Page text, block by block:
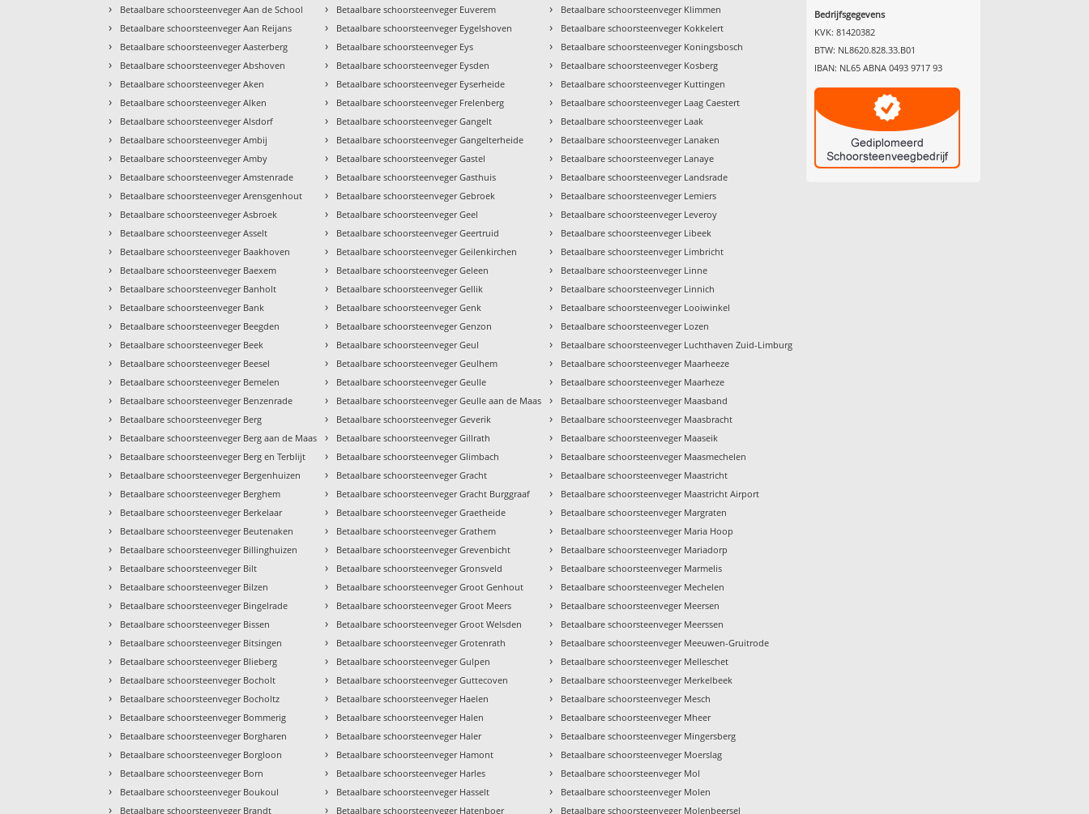
› Betaalbare schoorsteenveger Aan de School
› Betaalbare schoorsteenveger Aan Reijans
› Betaalbare schoorsteenveger Aasterberg
› Betaalbare schoorsteenveger Abshoven
› Betaalbare schoorsteenveger Aken
› Betaalbare schoorsteenveger Alken
› Betaalbare schoorsteenveger Alsdorf
› Betaalbare schoorsteenveger Ambij
› Betaalbare schoorsteenveger Amby
› Betaalbare schoorsteenveger Amstenrade
› Betaalbare schoorsteenveger Arensgenhout
› Betaalbare schoorsteenveger Asbroek
› Betaalbare schoorsteenveger Asselt
› Betaalbare schoorsteenveger Baakhoven
› Betaalbare schoorsteenveger Baexem
› Betaalbare schoorsteenveger Banholt
› Betaalbare schoorsteenveger Bank
› Betaalbare schoorsteenveger Beegden
› Betaalbare schoorsteenveger Beek
› Betaalbare schoorsteenveger Beesel
› Betaalbare schoorsteenveger Bemelen
› Betaalbare schoorsteenveger Benzenrade
› Betaalbare schoorsteenveger Berg
› Betaalbare schoorsteenveger Berg aan de Maas
› Betaalbare schoorsteenveger Berg en Terblijt
› Betaalbare schoorsteenveger Bergenhuizen
› Betaalbare schoorsteenveger Berghem
› Betaalbare schoorsteenveger Berkelaar
› Betaalbare schoorsteenveger Beutenaken
› Betaalbare schoorsteenveger Billinghuizen
› Betaalbare schoorsteenveger Bilt
› Betaalbare schoorsteenveger Bilzen
› Betaalbare schoorsteenveger Bingelrade
› Betaalbare schoorsteenveger Bissen
› Betaalbare schoorsteenveger Bitsingen
› Betaalbare schoorsteenveger Blieberg
› Betaalbare schoorsteenveger Bocholt
› Betaalbare schoorsteenveger Bocholtz
› Betaalbare schoorsteenveger Bommerig
› Betaalbare schoorsteenveger Borgharen
› Betaalbare schoorsteenveger Borgloon
› Betaalbare schoorsteenveger Born
› Betaalbare schoorsteenveger Boukoul
› Betaalbare schoorsteenveger Brandt
› Betaalbare schoorsteenveger Euverem
› Betaalbare schoorsteenveger Eygelshoven
› Betaalbare schoorsteenveger Eys
› Betaalbare schoorsteenveger Eysden
› Betaalbare schoorsteenveger Eyserheide
› Betaalbare schoorsteenveger Frelenberg
› Betaalbare schoorsteenveger Gangelt
› Betaalbare schoorsteenveger Gangelterheide
› Betaalbare schoorsteenveger Gastel
› Betaalbare schoorsteenveger Gasthuis
› Betaalbare schoorsteenveger Gebroek
› Betaalbare schoorsteenveger Geel
› Betaalbare schoorsteenveger Geertruid
› Betaalbare schoorsteenveger Geilenkirchen
› Betaalbare schoorsteenveger Geleen
› Betaalbare schoorsteenveger Gellik
› Betaalbare schoorsteenveger Genk
› Betaalbare schoorsteenveger Genzon
› Betaalbare schoorsteenveger Geul
› Betaalbare schoorsteenveger Geulhem
› Betaalbare schoorsteenveger Geulle
› Betaalbare schoorsteenveger Geulle aan de Maas
› Betaalbare schoorsteenveger Geverik
› Betaalbare schoorsteenveger Gillrath
› Betaalbare schoorsteenveger Glimbach
› Betaalbare schoorsteenveger Gracht
› Betaalbare schoorsteenveger Gracht Burggraaf
› Betaalbare schoorsteenveger Graetheide
› Betaalbare schoorsteenveger Grathem
› Betaalbare schoorsteenveger Grevenbicht
› Betaalbare schoorsteenveger Gronsveld
› Betaalbare schoorsteenveger Groot Genhout
› Betaalbare schoorsteenveger Groot Meers
› Betaalbare schoorsteenveger Groot Welsden
› Betaalbare schoorsteenveger Grotenrath
› Betaalbare schoorsteenveger Gulpen
› Betaalbare schoorsteenveger Guttecoven
› Betaalbare schoorsteenveger Haelen
› Betaalbare schoorsteenveger Halen
› Betaalbare schoorsteenveger Haler
› Betaalbare schoorsteenveger Hamont
› Betaalbare schoorsteenveger Harles
› Betaalbare schoorsteenveger Hasselt
› Betaalbare schoorsteenveger Hatenboer
› Betaalbare schoorsteenveger Klimmen
› Betaalbare schoorsteenveger Kokkelert
› Betaalbare schoorsteenveger Koningsbosch
› Betaalbare schoorsteenveger Kosberg
› Betaalbare schoorsteenveger Kuttingen
› Betaalbare schoorsteenveger Laag Caestert
› Betaalbare schoorsteenveger Laak
› Betaalbare schoorsteenveger Lanaken
› Betaalbare schoorsteenveger Lanaye
› Betaalbare schoorsteenveger Landsrade
› Betaalbare schoorsteenveger Lemiers
› Betaalbare schoorsteenveger Leveroy
› Betaalbare schoorsteenveger Libeek
› Betaalbare schoorsteenveger Limbricht
› Betaalbare schoorsteenveger Linne
› Betaalbare schoorsteenveger Linnich
› Betaalbare schoorsteenveger Looiwinkel
› Betaalbare schoorsteenveger Lozen
› Betaalbare schoorsteenveger Luchthaven Zuid-Limburg
› Betaalbare schoorsteenveger Maarheeze
› Betaalbare schoorsteenveger Maarheze
› Betaalbare schoorsteenveger Maasband
› Betaalbare schoorsteenveger Maasbracht
› Betaalbare schoorsteenveger Maaseik
› Betaalbare schoorsteenveger Maasmechelen
› Betaalbare schoorsteenveger Maastricht
› Betaalbare schoorsteenveger Maastricht Airport
› Betaalbare schoorsteenveger Margraten
› Betaalbare schoorsteenveger Maria Hoop
› Betaalbare schoorsteenveger Mariadorp
› Betaalbare schoorsteenveger Marmelis
› Betaalbare schoorsteenveger Mechelen
› Betaalbare schoorsteenveger Meersen
› Betaalbare schoorsteenveger Meerssen
› Betaalbare schoorsteenveger Meeuwen-Gruitrode
› Betaalbare schoorsteenveger Melleschet
› Betaalbare schoorsteenveger Merkelbeek
› Betaalbare schoorsteenveger Mesch
› Betaalbare schoorsteenveger Mheer
› Betaalbare schoorsteenveger Mingersberg
› Betaalbare schoorsteenveger Moerslag
› Betaalbare schoorsteenveger Mol
› Betaalbare schoorsteenveger Molen
› Betaalbare schoorsteenveger Molenbeersel
Bedrijfsgegevens
KVK: 81420382
BTW: NL8620.828.33.B01
IBAN: NL65 ABNA 0493 9717 93